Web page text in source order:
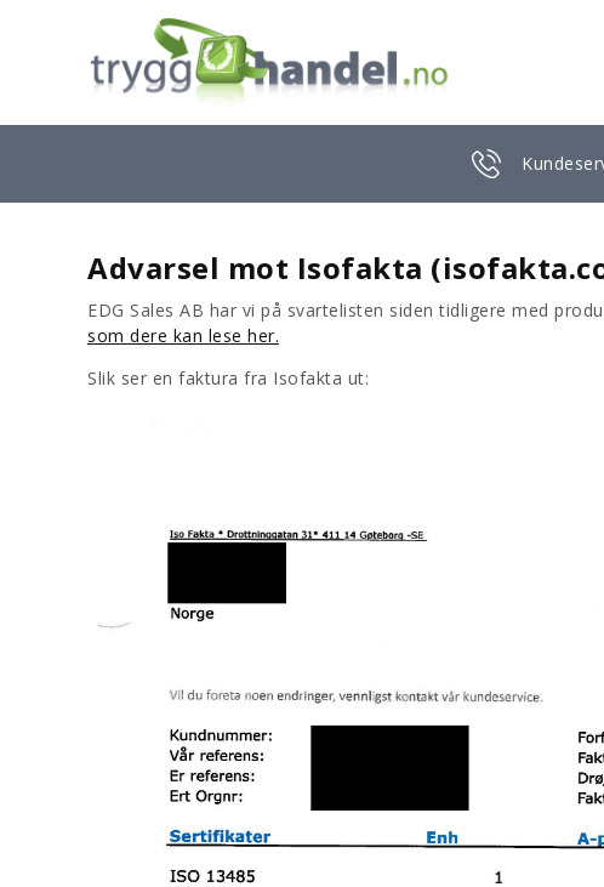
Advarsel mot Isofakta
EDG Sales AB har vi på svartelisten siden tidligere med
som dere kan lese her.
Slik ser en faktura fra Isofakta ut: